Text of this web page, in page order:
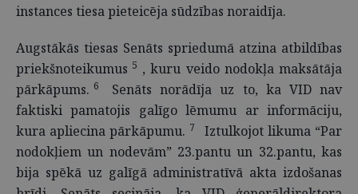
instances tiesa pieteicēja sūdzības noraidīja.
Augstākās tiesas Senāts spriedumā atzina atbildības
priekšnoteikumus 5 , kuru veido nodokļa maksātāja
pārkāpums. 6
Senāts norādīja uz to, ka VID nav
faktiski pamatojis galīgo lēmumu ar informāciju,
kura apliecina pārkāpumu. 7
Iztulkojot likuma “Par
nodokļiem un nodevām” 23.pantu un 32.pantu, kas
bija spēkā uz galīgā administratīvā akta izdošanas